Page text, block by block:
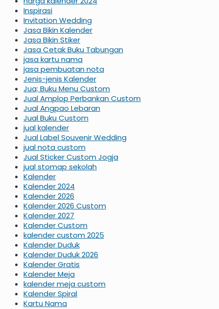
Inspirasi
Invitation Wedding
Jasa Bikin Kalender
Jasa Bikin Stiker
Jasa Cetak Buku Tabungan
jasa kartu nama
jasa pembuatan nota
Jenis-jenis Kalender
Jua; Buku Menu Custom
Jual Amplop Perbankan Custom
Jual Angpao Lebaran
Jual Buku Custom
jual kalender
Jual Label Souvenir Wedding
jual nota custom
Jual Sticker Custom Jogja
jual stomap sekolah
Kalender
Kalender 2024
Kalender 2026
Kalender 2026 Custom
Kalender 2027
Kalender Custom
kalender custom 2025
Kalender Duduk
Kalender Duduk 2026
Kalender Gratis
Kalender Meja
kalender meja custom
Kalender Spiral
Kartu Nama